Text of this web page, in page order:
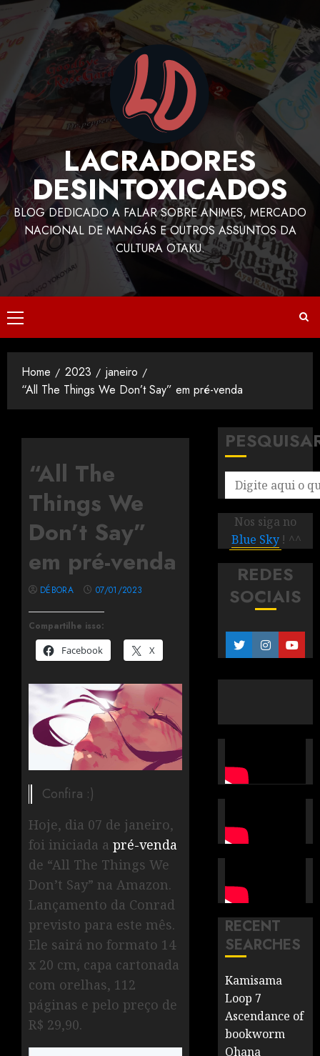
LACRADORES
DESINTOXICADOS
BLOG DEDICADO A FALAR SOBRE ANIMES, MERCADO
NACIONAL DE MANGÁS E OUTROS ASSUNTOS DA
CULTURA OTAKU.
Home 2023
janeiro
“All The Things We Don’t Say” em pré-venda
“All The
Things We
Don’t Say”
em pré-venda
Compartilhe isso:
Facebook
X
DÉBORA 07/01/2023
Confira :)
Hoje, dia 07 de janeiro,
foi iniciada a pré-venda
de “All The Things We
Don’t Say” na Amazon.
Lançamento da Conrad
previsto para este mês.
Ele sairá no formato 14
x 20 cm, capa cartonada
com orelhas, 112
páginas e pelo preço de
R$ 29,90.
Nos siga no
Blue Sky ! ^^
REDES
SOCIAIS
RECENT
SEARCHES
Kamisama
Loop 7
Ascendance of
bookworm
Ohana